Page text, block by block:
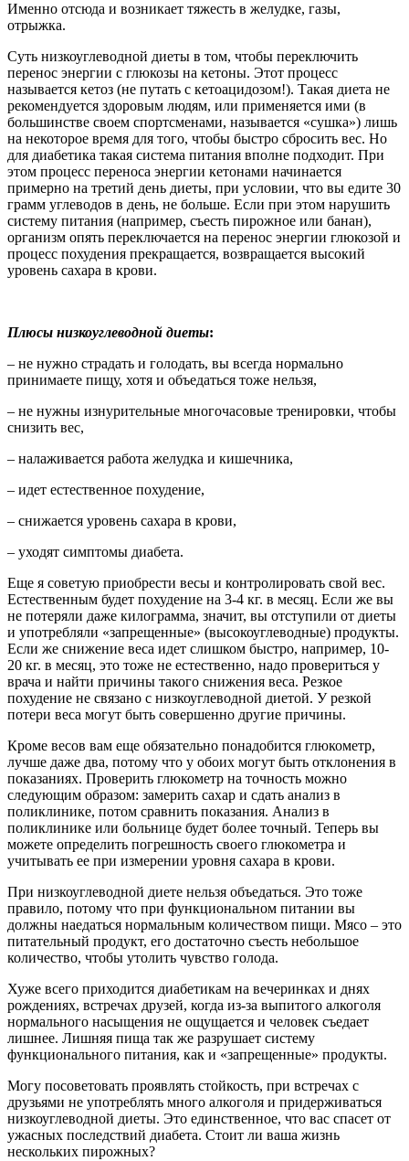
Именно отсюда и возникает тяжесть в желудке, газы,
отрыжка.
Суть низкоуглеводной диеты в том, чтобы переключить
перенос энергии с глюкозы на кетоны. Этот процесс
называется кетоз (не путать с кетоацидозом!). Такая диета не
рекомендуется здоровым людям, или применяется ими (в
большинстве своем спортсменами, называется «сушка») лишь
на некоторое время для того, чтобы быстро сбросить вес. Но
для диабетика такая система питания вполне подходит. При
этом процесс переноса энергии кетонами начинается
примерно на третий день диеты, при условии, что вы едите 30
грамм углеводов в день, не больше. Если при этом нарушить
систему питания (например, съесть пирожное или банан),
организм опять переключается на перенос энергии глюкозой и
процесс похудения прекращается, возвращается высокий
уровень сахара в крови.
Плюсы низкоуглеводной диеты:
– не нужно страдать и голодать, вы всегда нормально
принимаете пищу, хотя и объедаться тоже нельзя,
– не нужны изнурительные многочасовые тренировки, чтобы
снизить вес,
– налаживается работа желудка и кишечника,
– идет естественное похудение,
– снижается уровень сахара в крови,
– уходят симптомы диабета.
Еще я советую приобрести весы и контролировать свой вес.
Естественным будет похудение на 3-4 кг. в месяц. Если же вы
не потеряли даже килограмма, значит, вы отступили от диеты
и употребляли «запрещенные» (высокоуглеводные) продукты.
Если же снижение веса идет слишком быстро, например, 10-
20 кг. в месяц, это тоже не естественно, надо провериться у
врача и найти причины такого снижения веса. Резкое
похудение не связано с низкоуглеводной диетой. У резкой
потери веса могут быть совершенно другие причины.
Кроме весов вам еще обязательно понадобится глюкометр,
лучше даже два, потому что у обоих могут быть отклонения в
показаниях. Проверить глюкометр на точность можно
следующим образом: замерить сахар и сдать анализ в
поликлинике, потом сравнить показания. Анализ в
поликлинике или больнице будет более точный. Теперь вы
можете определить погрешность своего глюкометра и
учитывать ее при измерении уровня сахара в крови.
При низкоуглеводной диете нельзя объедаться. Это тоже
правило, потому что при функциональном питании вы
должны наедаться нормальным количеством пищи. Мясо – это
питательный продукт, его достаточно съесть небольшое
количество, чтобы утолить чувство голода.
Хуже всего приходится диабетикам на вечеринках и днях
рождениях, встречах друзей, когда из-за выпитого алкоголя
нормального насыщения не ощущается и человек съедает
лишнее. Лишняя пища так же разрушает систему
функционального питания, как и «запрещенные» продукты.
Могу посоветовать проявлять стойкость, при встречах с
друзьями не употреблять много алкоголя и придерживаться
низкоуглеводной диеты. Это единственное, что вас спасет от
ужасных последствий диабета. Стоит ли ваша жизнь
нескольких пирожных?